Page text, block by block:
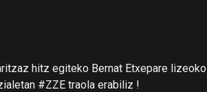
hitz egiteko Bernat Etxepare lizeoko
#ZZE traola erabiliz !